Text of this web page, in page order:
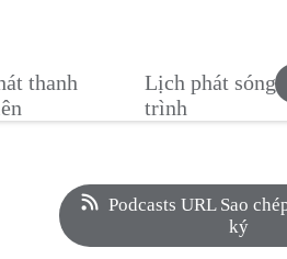
thanh
Lịch phát sóng
trình
Podcasts URL Sao
ký